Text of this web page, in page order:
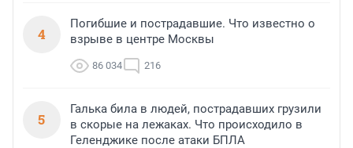
4
Погибшие и пострадавшие. Что известно о
взрыве в центре Москвы
86 034 216
5
Галька била в людей, пострадавших грузили
в скорые на лежаках. Что происходило в
Геленджике после атаки БПЛА